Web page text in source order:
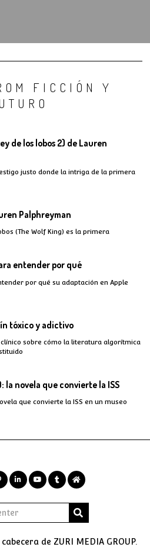
FICCIÓN Y
de los lobos 2) de Lauren
justo donde la intriga de la primera
Palphreyman
(The Wolf King) es la primera
entender por qué
por qué su adaptación en Apple
tóxico y adictivo
clínico sobre cómo la literatura algorítmica
la novela que convierte la ISS
novela que convierte la ISS en un museo
de ZURI MEDIA GROUP.